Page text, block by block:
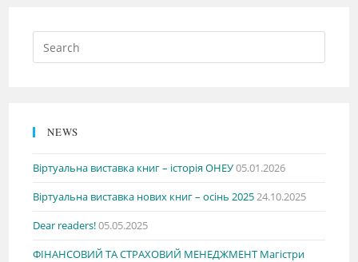
NEWS
Віртуальна виставка книг – історія ОНЕУ05.01.2026
Віртуальна виставка нових книг – осінь 202524.10.2025
Dear readers!05.05.2025
ФІНАНСОВИЙ ТА СТРАХОВИЙ МЕНЕДЖМЕНТ Магістри